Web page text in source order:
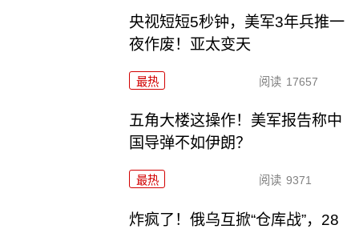
央视短短5秒钟，美军3年兵推一
夜作废！亚太变天
最热 阅读 17657
五角大楼这操作！美军报告称中
国导弹不如伊朗？
最热 阅读 9371
炸疯了！俄乌互掀“仓库战”，28